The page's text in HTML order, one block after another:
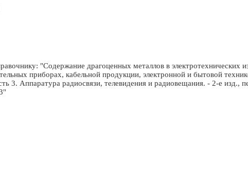
"Содержание драгоценных металлов в электротехнических
приборах, кабельной продукции, электронной и бытовой
3. Аппаратура радиосвязи, телевидения и радиовещания. - 2-е